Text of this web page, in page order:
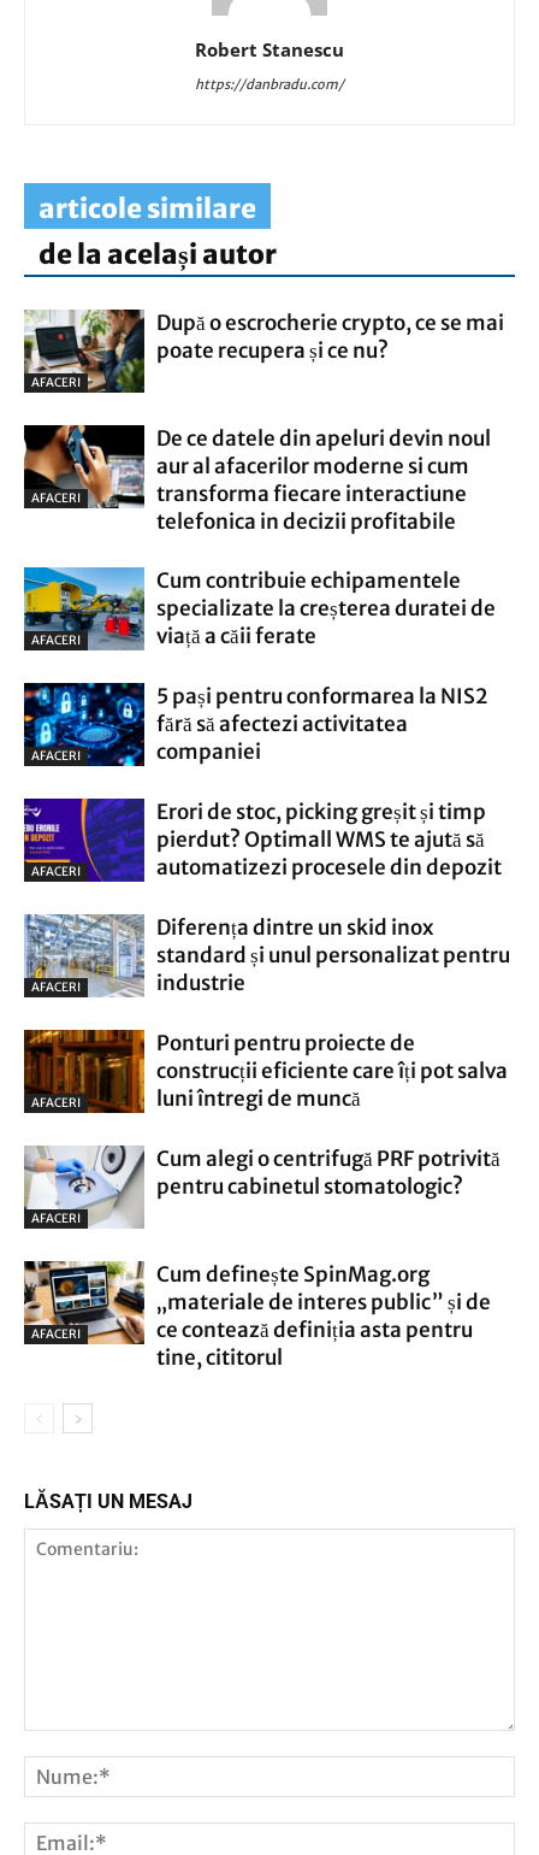
Robert Stanescu
https://danbradu.com/
articole similare
de la același autor
AFACERI
După o escrocherie crypto, ce se mai
poate recupera și ce nu?
AFACERI
De ce datele din apeluri devin noul
aur al afacerilor moderne si cum
transforma fiecare interactiune
telefonica in decizii profitabile
AFACERI
Cum contribuie echipamentele
specializate la creșterea duratei de
viață a căii ferate
AFACERI
5 pași pentru conformarea la NIS2
fără să afectezi activitatea
companiei
AFACERI
Erori de stoc, picking greșit și timp
pierdut? Optimall WMS te ajută să
automatizezi procesele din depozit
AFACERI
Diferența dintre un skid inox
standard și unul personalizat pentru
industrie
AFACERI
Ponturi pentru proiecte de
construcții eficiente care îți pot salva
luni întregi de muncă
AFACERI
Cum alegi o centrifugă PRF potrivită
pentru cabinetul stomatologic?
AFACERI
Cum definește SpinMag.org
„materiale de interes public” și de
ce contează definiția asta pentru
tine, cititorul
LĂSAȚI UN MESAJ